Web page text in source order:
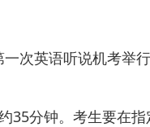
次英语听说机考举
分钟。考生要在指